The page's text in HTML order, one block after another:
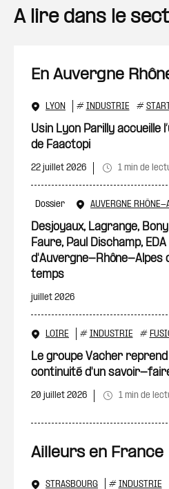
A lire dans le
En Auvergne
LYON # INDUSTRIE #
Usin Lyon Parilly accueille
de Faactopi
22 juillet 2026 1 min de
Dossier AUVERGNE RHÔNE-
Desjoyaux, Lagrange,
Faure, Paul Dischamp,
d'Auvergne-Rhône-Alpes
temps
juillet 2026
LOIRE # INDUSTRIE #
Le groupe Vacher
continuité d'un savoir-
20 juillet 2026 1 min de
Ailleurs en France
STRASBOURG # INDUSTRIE